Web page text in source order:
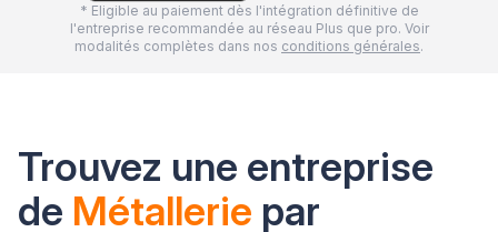
* Eligible au paiement dès l'intégration définitive de
l'entreprise recommandée au réseau Plus que pro. Voir
modalités complètes dans nos conditions générales.
Trouvez une entreprise
de Métallerie par